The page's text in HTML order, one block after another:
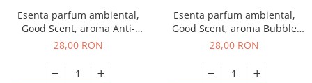
Esenta parfum ambiental,
Good Scent, aroma Anti-
Tobacco, 20 g
28,00 RON
Esenta parfum ambiental,
Good Scent, aroma Bubble
Gum, 20 g
28,00 RON